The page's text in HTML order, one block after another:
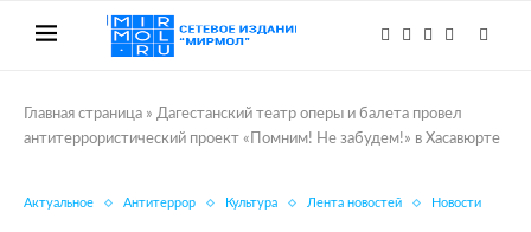
Главная страница » Дагестанский театр оперы и балета провел
антитеррористический проект «Помним! Не забудем!» в Хасавюрте
Актуальное Антитеррор Культура Лента новостей Новости